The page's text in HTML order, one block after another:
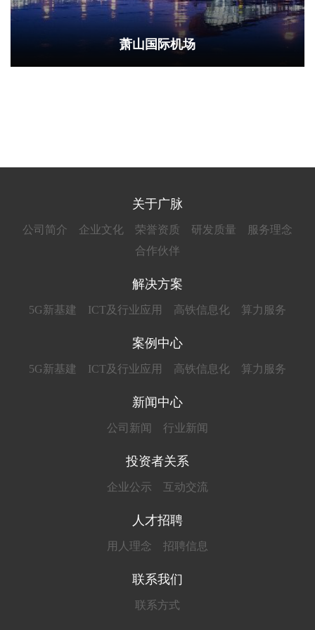
萧山国际机场
关于广脉
公司简介 企业文化 荣誉资质 研发质量
服务理念
合作伙伴
解决方案
5G新基建 ICT及行业应用 高铁信息化 算力服务
案例中心
5G新基建 ICT及行业应用 高铁信息化 算力服务
新闻中心
公司新闻 行业新闻
投资者关系
企业公示 互动交流
人才招聘
用人理念 招聘信息
联系我们
联系方式